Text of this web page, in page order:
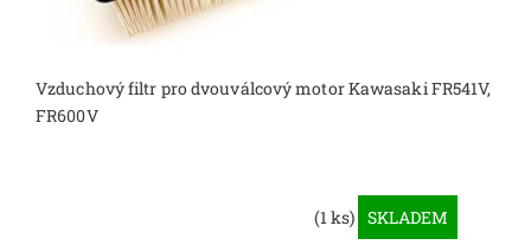
Vzduchový filtr pro dvouválcový motor Kawasaki FR541V,
FR600V
(1 ks) SKLADEM